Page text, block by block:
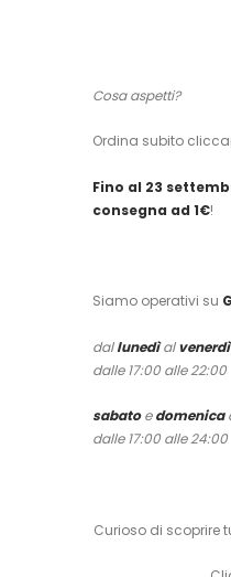
Cosa aspetti?
Ordina subito
Fino al 23
consegna ad 1€!
Siamo operativi su
dallunedìalvenerdì
dalle 17:00 alle 22:00
sabatoedomenica
dalle 17:00 alle 24:00
Curioso di scoprire